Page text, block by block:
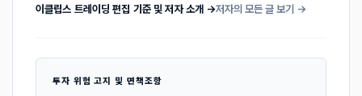
이클립스 트레이딩 편집 기준 및 저자 소개 →저자의 모든 글 보기 →
투자 위험 고지 및 면책조항